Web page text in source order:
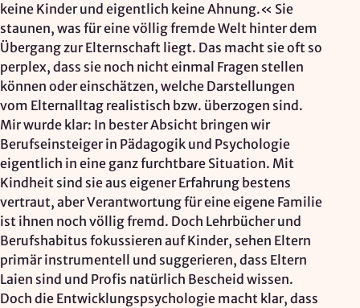
keine Kinder und eigentlich keine Ahnung.« Sie
staunen, was für eine völlig fremde Welt hinter dem
Übergang zur Elternschaft liegt. Das macht sie oft so
perplex, dass sie noch nicht einmal Fragen stellen
können oder einschätzen, welche Darstellungen
vom Elternalltag realistisch bzw. überzogen sind.
Mir wurde klar: In bester Absicht bringen wir
Berufseinsteiger in Pädagogik und Psychologie
eigentlich in eine ganz furchtbare Situation. Mit
Kindheit sind sie aus eigener Erfahrung bestens
vertraut, aber Verantwortung für eine eigene Familie
ist ihnen noch völlig fremd. Doch Lehrbücher und
Berufshabitus fokussieren auf Kinder, sehen Eltern
primär instrumentell und suggerieren, dass Eltern
Laien sind und Profis natürlich Bescheid wissen.
Doch die Entwicklungspsychologie macht klar, dass